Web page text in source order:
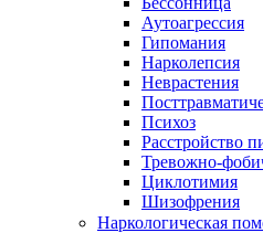
Аутоагрессия
Гипомания
Нарколепсия
Неврастения
Психоз
Расстройство
Тревожно-
Циклотимия
Шизофрения
Наркологическая